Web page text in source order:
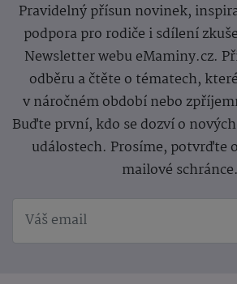
Pravidelný přísun novinek,
podpora pro rodiče i sdílení
Newsletter webu eMaminy.cz.
odběru a čtěte o tématech,
v náročném období nebo
Buďte první, kdo se dozví o
událostech. Prosíme, potvrďte
mailové schránce.